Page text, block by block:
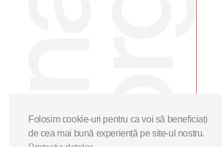
Folosim cookie-uri pentru ca voi să beneficiați
de cea mai bună experiență pe site-ul nostru.